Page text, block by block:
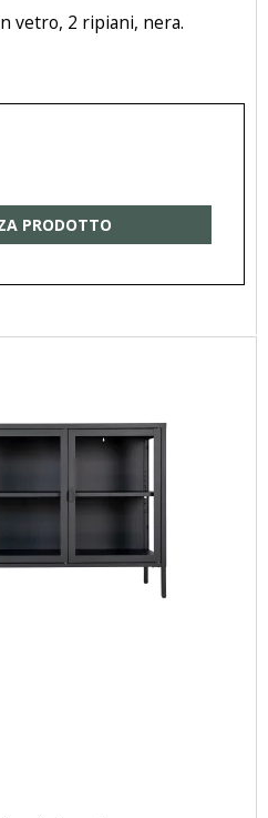
vetro, 2 ripiani, nera.
PRODOTTO